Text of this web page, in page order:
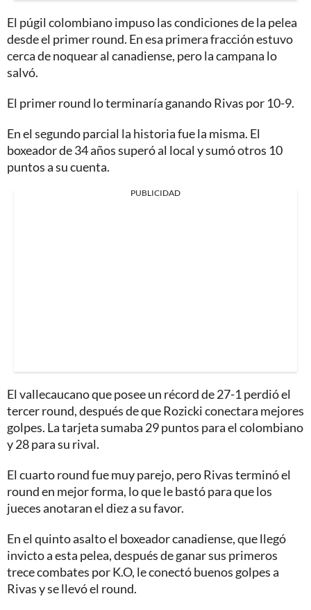
El púgil colombiano impuso las condiciones de la pelea
desde el primer round. En esa primera fracción estuvo
cerca de noquear al canadiense, pero la campana lo
salvó.
El primer round lo terminaría ganando Rivas por 10-9.
En el segundo parcial la historia fue la misma. El
boxeador de 34 años superó al local y sumó otros 10
puntos a su cuenta.
PUBLICIDAD
El vallecaucano que posee un récord de 27-1 perdió el
tercer round, después de que Rozicki conectara mejores
golpes. La tarjeta sumaba 29 puntos para el colombiano
y 28 para su rival.
El cuarto round fue muy parejo, pero Rivas terminó el
round en mejor forma, lo que le bastó para que los
jueces anotaran el diez a su favor.
En el quinto asalto el boxeador canadiense, que llegó
invicto a esta pelea, después de ganar sus primeros
trece combates por K.O, le conectó buenos golpes a
Rivas y se llevó el round.